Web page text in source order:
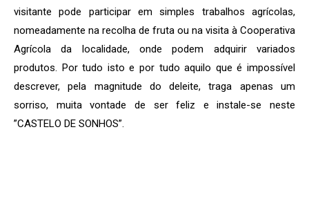
visitante pode participar em simples trabalhos agrícolas,
nomeadamente na recolha de fruta ou na visita à Cooperativa
Agrícola da localidade, onde podem adquirir variados
produtos. Por tudo isto e por tudo aquilo que é impossível
descrever, pela magnitude do deleite, traga apenas um
sorriso, muita vontade de ser feliz e instale-se neste
”CASTELO DE SONHOS”.